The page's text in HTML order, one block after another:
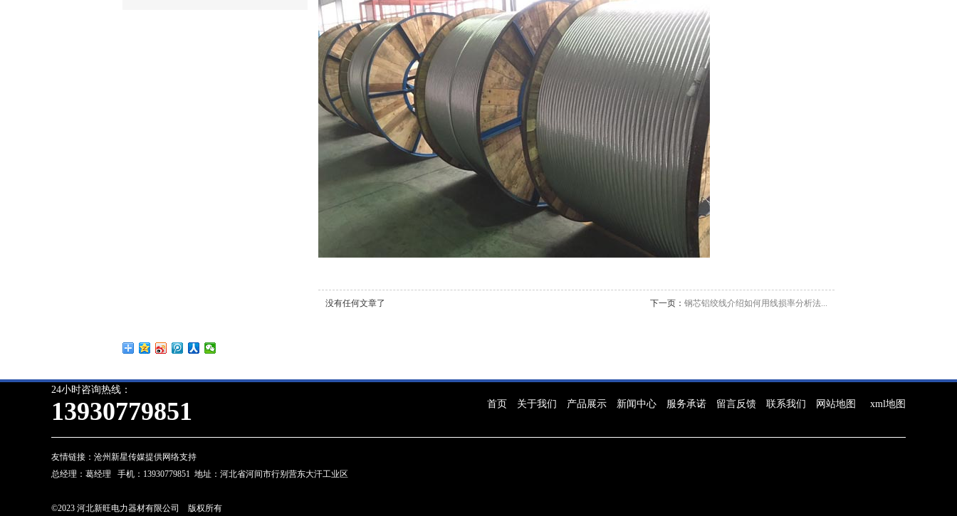
没有任何文章了 下一页： 钢芯铝绞线介绍如何用线损率分析法...
24小时咨询热线：
13930779851 首页 关于我们 产品展示 新闻中心 服务承诺 留言反馈 联系我们 网站地图 xml地图
友情链接： 沧州新星传媒提供网络支持
总经理：葛经理 手机：13930779851 地址：河北省河间市行别营东大汗工业区
©2023 河北新旺电力器材有限公司 版权所有